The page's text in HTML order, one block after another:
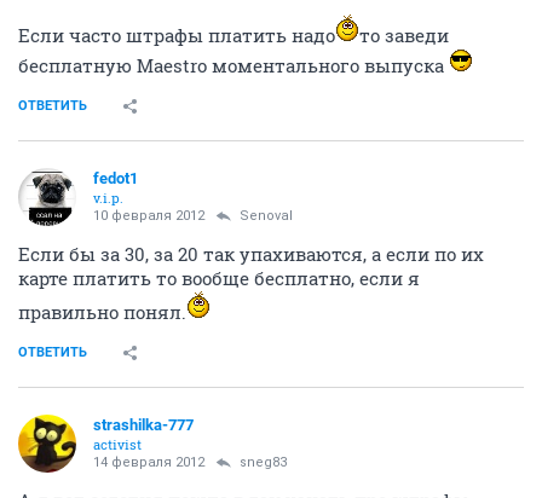
Если часто штрафы платить надо
то заведи
бесплатную Maestro моментального выпуска
ОТВЕТИТЬ
fedot1
v.i.p.
10 февраля 2012 Senoval
Если бы за 30, за 20 так упахиваются, а если по их
карте платить то вообще бесплатно, если я
правильно понял.
ОТВЕТИТЬ
strashilka-777
activist
14 февраля 2012 sneg83